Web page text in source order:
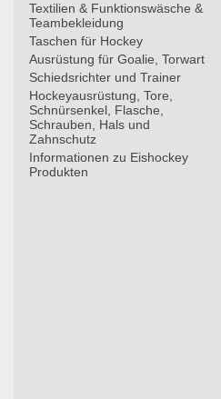
Textilien & Funktionswäsche &
Teambekleidung
Taschen für Hockey
Ausrüstung für Goalie, Torwart
Schiedsrichter und Trainer
Hockeyausrüstung, Tore,
Schnürsenkel, Flasche,
Schrauben, Hals und
Zahnschutz
Informationen zu Eishockey
Produkten